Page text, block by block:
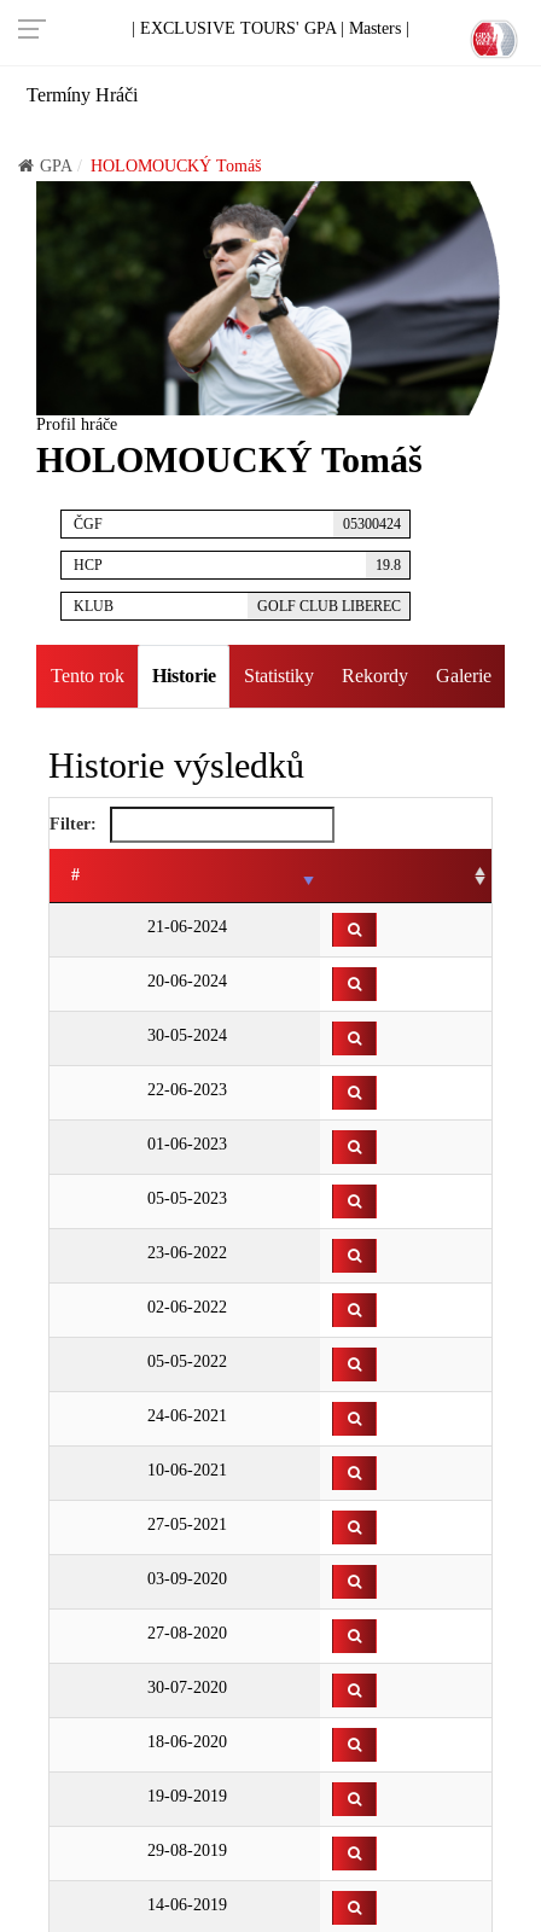
| EXCLUSIVE TOURS' GPA | Masters |
Termíny Hráči
GPA HOLOMOUCKÝ Tomáš
Profil hráče
HOLOMOUCKÝ Tomáš
ČGF 05300424
HCP 19.8
KLUB GOLF CLUB LIBEREC
Tento rok Historie Statistiky Rekordy Galerie
Historie výsledků
Filter:
#
21-06-2024
20-06-2024
30-05-2024
22-06-2023
01-06-2023
05-05-2023
23-06-2022
02-06-2022
05-05-2022
24-06-2021
10-06-2021
27-05-2021
03-09-2020
27-08-2020
30-07-2020
18-06-2020
19-09-2019
29-08-2019
14-06-2019